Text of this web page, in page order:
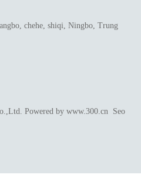
chehe, shiqi, Ningbo, Trung
Powered by www.300.cn Seo